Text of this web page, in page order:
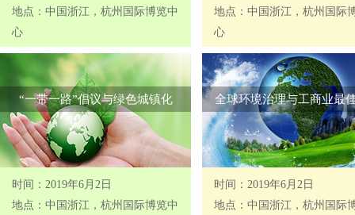
地点：中国浙江，杭州国际博览中
心
地点：中国浙江，杭州国际
心
“一带一路”倡议与绿色城镇化
时间：2019年6月2日
地点：中国浙江，杭州国际博览中
全球环境治理与工商业最
时间：2019年6月2日
地点：中国浙江，杭州国际